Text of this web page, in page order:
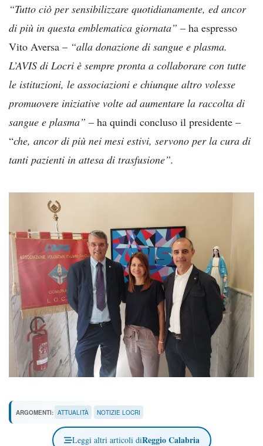
“Tutto ciò per sensibilizzare quotidianamente, ed ancor
di più in questa emblematica giornata” – ha espresso
Vito Aversa – “alla donazione di sangue e plasma.
L’AVIS di Locri è sempre pronta a collaborare con tutte
le istituzioni, le associazioni e chiunque altro volesse
promuovere iniziative volte ad aumentare la raccolta di
sangue e plasma” – ha quindi concluso il presidente –
“che, ancor di più nei mesi estivi, servono per la cura di
tanti pazienti in attesa di trasfusione”.
ARGOMENTI: ATTUALITÀ NOTIZIE LOCRI
Leggi altri articoli diReggio Calabria